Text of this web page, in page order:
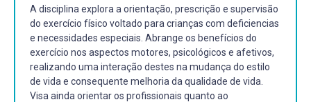
A disciplina explora a orientação, prescrição e supervisão
do exercício físico voltado para crianças com deficiencias
e necessidades especiais. Abrange os benefícios do
exercício nos aspectos motores, psicológicos e afetivos,
realizando uma interação destes na mudança do estilo
de vida e consequente melhoria da qualidade de vida.
Visa ainda orientar os profissionais quanto ao